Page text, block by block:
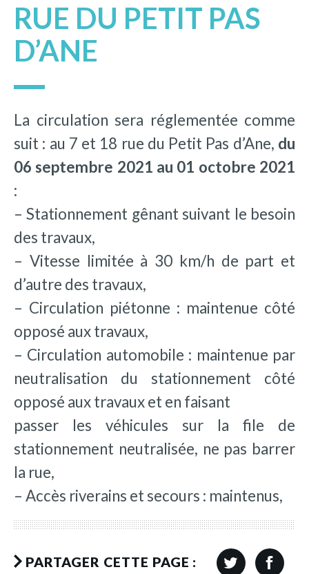
RUE DU PETIT PAS
D’ANE
La circulation sera réglementée comme
suit : au 7 et 18 rue du Petit Pas d’Ane, du
06 septembre 2021 au 01 octobre 2021
:
– Stationnement gênant suivant le besoin
des travaux,
– Vitesse limitée à 30 km/h de part et
d’autre des travaux,
– Circulation piétonne : maintenue côté
opposé aux travaux,
– Circulation automobile : maintenue par
neutralisation du stationnement côté
opposé aux travaux et en faisant
passer les véhicules sur la file de
stationnement neutralisée, ne pas barrer
la rue,
– Accès riverains et secours : maintenus,
PARTAGER CETTE PAGE :